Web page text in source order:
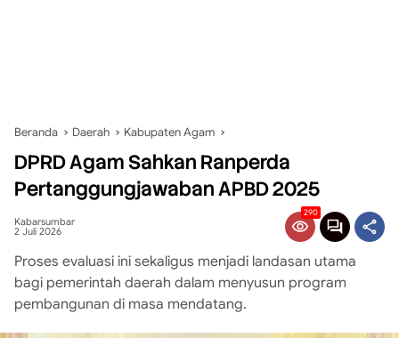
Beranda Daerah Kabupaten Agam
DPRD Agam Sahkan Ranperda
Pertanggungjawaban APBD 2025
Kabarsumbar
2 Juli 2026
290
Proses evaluasi ini sekaligus menjadi landasan utama
bagi pemerintah daerah dalam menyusun program
pembangunan di masa mendatang.